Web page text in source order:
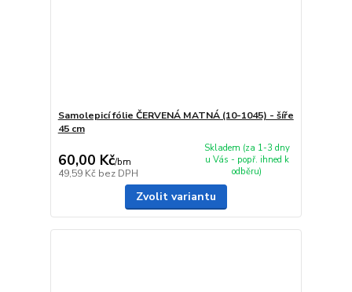
Samolepicí fólie ČERVENÁ MATNÁ (10-1045) - šíře
45 cm
60,00 Kč/bm
49,59 Kč bez DPH
Skladem (za 1-3 dny
u Vás - popř. ihned k
odběru)
Zvolit variantu